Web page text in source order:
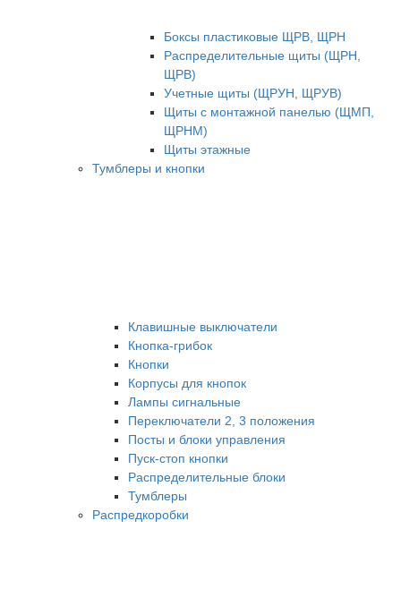
Боксы пластиковые ЩРВ, ЩРН
Распределительные щиты (ЩРН,
ЩРВ)
Учетные щиты (ЩРУН, ЩРУВ)
Щиты с монтажной панелью (ЩМП,
ЩРНМ)
Щиты этажные
Тумблеры и кнопки
Клавишные выключатели
Кнопка-грибок
Кнопки
Корпусы для кнопок
Лампы сигнальные
Переключатели 2, 3 положения
Посты и блоки управления
Пуск-стоп кнопки
Распределительные блоки
Тумблеры
Распредкоробки